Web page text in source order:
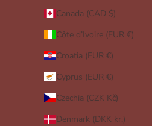
Canada (CAD $)
Côte d’Ivoire (EUR €)
Croatia (EUR €)
Cyprus (EUR €)
Czechia (CZK Kč)
Denmark (DKK kr.)